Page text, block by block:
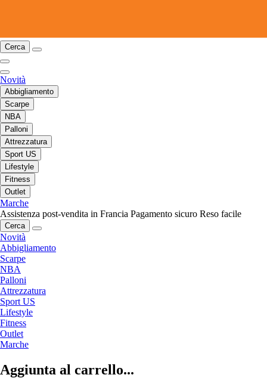
Cerca
Novità
Abbigliamento
Scarpe
NBA
Palloni
Attrezzatura
Sport US
Lifestyle
Fitness
Outlet
Marche
Assistenza post-vendita in Francia Pagamento sicuro Reso facile
Cerca
Novità
Abbigliamento
Scarpe
NBA
Palloni
Attrezzatura
Sport US
Lifestyle
Fitness
Outlet
Marche
Aggiunta al carrello...